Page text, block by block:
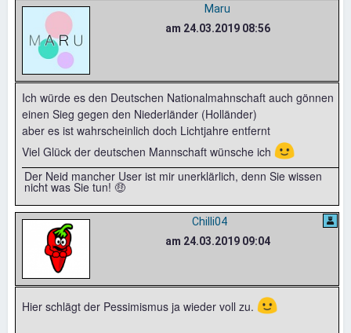
Maru
am 24.03.2019 08:56
Ich würde es den Deutschen Nationalmahnschaft auch gönnen
einen Sieg gegen den Niederländer (Holländer)
aber es ist wahrscheinlich doch Lichtjahre entfernt
Viel Glück der deutschen Mannschaft wünsche ich 🙂
Der Neid mancher User ist mir unerklärlich, denn Sie wissen
nicht was Sie tun! 🤑
Chilli04
am 24.03.2019 09:04
Hier schlägt der Pessimismus ja wieder voll zu. 🙂